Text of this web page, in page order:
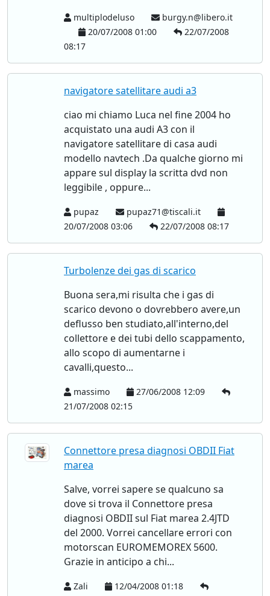
multiplodeluso
burgy.n@libero.it
20/07/2008 01:00
22/07/2008
08:17
navigatore satellitare audi a3
ciao mi chiamo Luca nel fine 2004 ho
acquistato una audi A3 con il
navigatore satellitare di casa audi
modello navtech .Da qualche giorno mi
appare sul display la scritta dvd non
leggibile , oppure...
pupaz
pupaz71@tiscali.it
20/07/2008 03:06
22/07/2008 08:17
Turbolenze dei gas di scarico
Buona sera,mi risulta che i gas di
scarico devono o dovrebbero avere,un
deflusso ben studiato,all'interno,del
collettore e dei tubi dello scappamento,
allo scopo di aumentarne i
cavalli,questo...
massimo
27/06/2008 12:09
21/07/2008 02:15
Connettore presa diagnosi OBDII Fiat
marea
Salve, vorrei sapere se qualcuno sa
dove si trova il Connettore presa
diagnosi OBDII sul Fiat marea 2.4JTD
del 2000. Vorrei cancellare errori con
motorscan EUROMEMOREX 5600.
Grazie in anticipo a chi...
Zali
12/04/2008 01:18